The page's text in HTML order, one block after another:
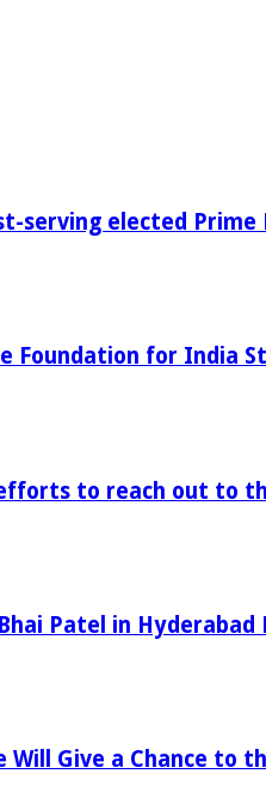
serving elected
for India
to reach out to
Patel in
Will Give a Chance to